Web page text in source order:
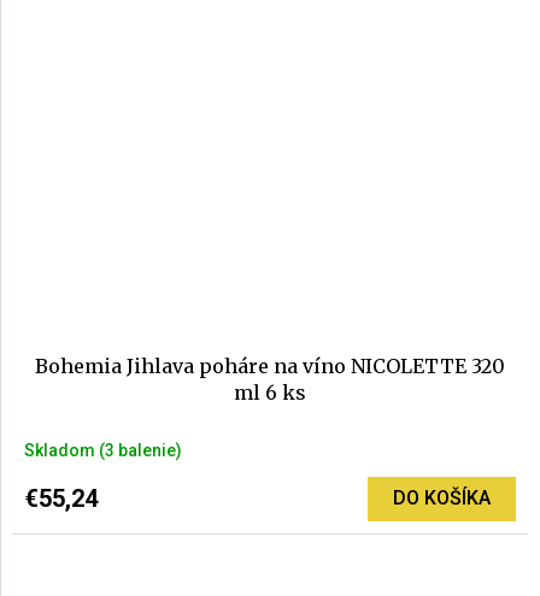
Bohemia Jihlava poháre na víno NICOLETTE 320
ml 6 ks
hodnotenie
produktu
je
5,0
Skladom (3 balenie)
€55,24 DO KOŠÍKA